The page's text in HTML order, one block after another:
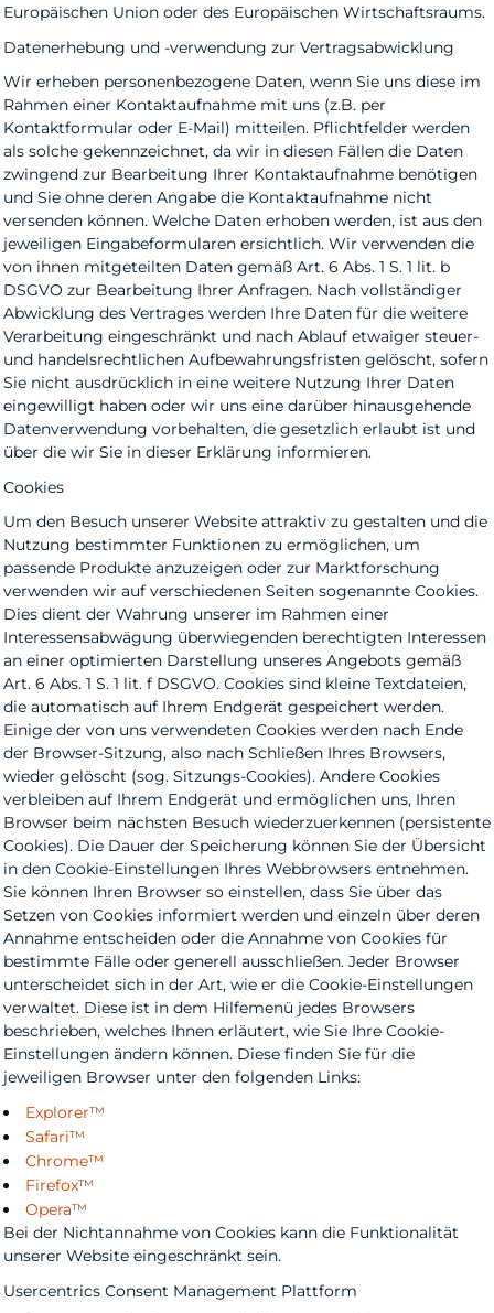
Europäischen Union oder des Europäischen Wirtschaftsraums.
Datenerhebung und -verwendung zur Vertragsabwicklung
Wir erheben personenbezogene Daten, wenn Sie uns diese im
Rahmen einer Kontaktaufnahme mit uns (z.B. per
Kontaktformular oder E-Mail) mitteilen. Pflichtfelder werden
als solche gekennzeichnet, da wir in diesen Fällen die Daten
zwingend zur Bearbeitung Ihrer Kontaktaufnahme benötigen
und Sie ohne deren Angabe die Kontaktaufnahme nicht
versenden können. Welche Daten erhoben werden, ist aus den
jeweiligen Eingabeformularen ersichtlich. Wir verwenden die
von ihnen mitgeteilten Daten gemäß Art. 6 Abs. 1 S. 1 lit. b
DSGVO zur Bearbeitung Ihrer Anfragen. Nach vollständiger
Abwicklung des Vertrages werden Ihre Daten für die weitere
Verarbeitung eingeschränkt und nach Ablauf etwaiger steuer-
und handelsrechtlichen Aufbewahrungsfristen gelöscht, sofern
Sie nicht ausdrücklich in eine weitere Nutzung Ihrer Daten
eingewilligt haben oder wir uns eine darüber hinausgehende
Datenverwendung vorbehalten, die gesetzlich erlaubt ist und
über die wir Sie in dieser Erklärung informieren.
Cookies
Um den Besuch unserer Website attraktiv zu gestalten und die
Nutzung bestimmter Funktionen zu ermöglichen, um
passende Produkte anzuzeigen oder zur Marktforschung
verwenden wir auf verschiedenen Seiten sogenannte Cookies.
Dies dient der Wahrung unserer im Rahmen einer
Interessensabwägung überwiegenden berechtigten Interessen
an einer optimierten Darstellung unseres Angebots gemäß
Art. 6 Abs. 1 S. 1 lit. f DSGVO. Cookies sind kleine Textdateien,
die automatisch auf Ihrem Endgerät gespeichert werden.
Einige der von uns verwendeten Cookies werden nach Ende
der Browser-Sitzung, also nach Schließen Ihres Browsers,
wieder gelöscht (sog. Sitzungs-Cookies). Andere Cookies
verbleiben auf Ihrem Endgerät und ermöglichen uns, Ihren
Browser beim nächsten Besuch wiederzuerkennen (persistente
Cookies). Die Dauer der Speicherung können Sie der Übersicht
in den Cookie-Einstellungen Ihres Webbrowsers entnehmen.
Sie können Ihren Browser so einstellen, dass Sie über das
Setzen von Cookies informiert werden und einzeln über deren
Annahme entscheiden oder die Annahme von Cookies für
bestimmte Fälle oder generell ausschließen. Jeder Browser
unterscheidet sich in der Art, wie er die Cookie-Einstellungen
verwaltet. Diese ist in dem Hilfemenü jedes Browsers
beschrieben, welches Ihnen erläutert, wie Sie Ihre Cookie-
Einstellungen ändern können. Diese finden Sie für die
jeweiligen Browser unter den folgenden Links:
Explorer™
Safari™
Chrome™
Firefox™
Opera™
Bei der Nichtannahme von Cookies kann die Funktionalität
unserer Website eingeschränkt sein.
Usercentrics Consent Management Plattform